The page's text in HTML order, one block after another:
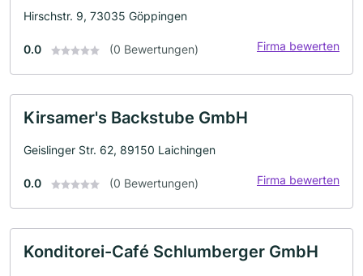
Hirschstr. 9, 73035 Göppingen
0.0 (0 Bewertungen) Firma bewerten
Kirsamer's Backstube GmbH
Geislinger Str. 62, 89150 Laichingen
0.0 (0 Bewertungen) Firma bewerten
Konditorei-Café Schlumberger GmbH